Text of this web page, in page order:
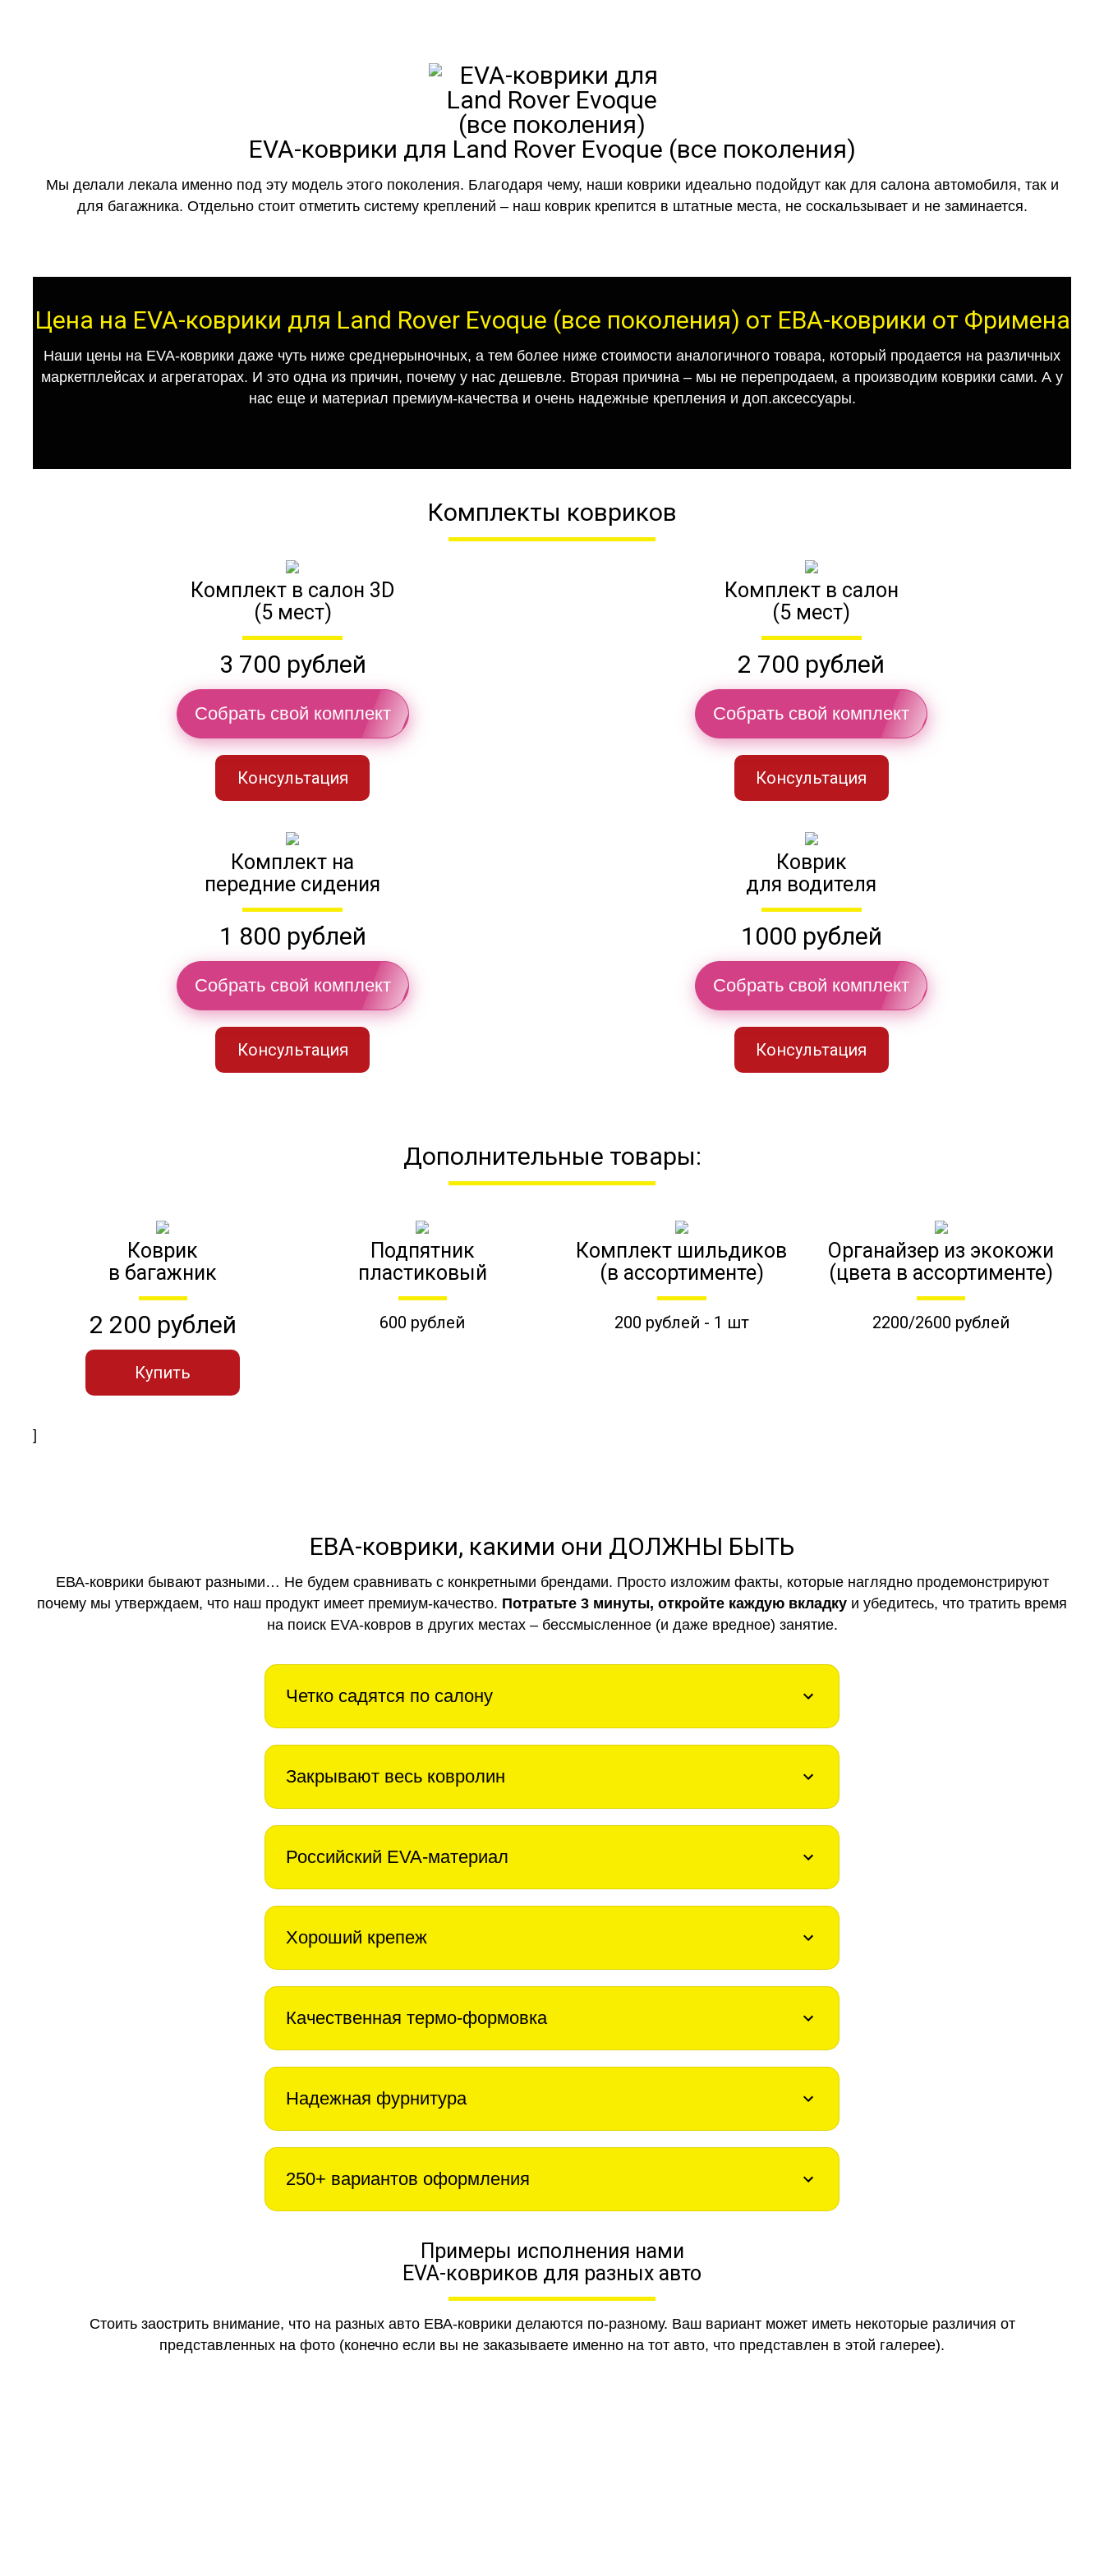
EVA-коврики для Land Rover Evoque (все поколения)
Мы делали лекала именно под эту модель этого поколения. Благодаря чему, наши коврики идеально подойдут как для салона автомобиля, так и
для багажника. Отдельно стоит отметить систему креплений – наш коврик крепится в штатные места, не соскальзывает и не заминается.
Цена на EVA-коврики для Land Rover Evoque (все поколения) от ЕВА-коврики от Фримена
Наши цены на EVA-коврики даже чуть ниже среднерыночных, а тем более ниже стоимости аналогичного товара, который продается на различных
маркетплейсах и агрегаторах. И это одна из причин, почему у нас дешевле. Вторая причина – мы не перепродаем, а производим коврики сами. А у
нас еще и материал премиум-качества и очень надежные крепления и доп.аксессуары.
Комплекты ковриков
Комплект в салон 3D
(5 мест)
3 700 рублей
Собрать свой комплект
Консультация
Комплект в салон
(5 мест)
2 700 рублей
Собрать свой комплект
Консультация
Комплект на
передние сидения
1 800 рублей
Собрать свой комплект
Консультация
Коврик
для водителя
1000 рублей
Собрать свой комплект
Консультация
Дополнительные товары:
Коврик
в багажник
2 200 рублей
Купить
Подпятник
пластиковый
600 рублей
Комплект шильдиков
(в ассортименте)
200 рублей - 1 шт
Органайзер из экокожи
(цвета в ассортименте)
2200/2600 рублей
]
ЕВА-коврики, какими они ДОЛЖНЫ БЫТЬ
ЕВА-коврики бывают разными… Не будем сравнивать с конкретными брендами. Просто изложим факты, которые наглядно продемонстрируют
почему мы утверждаем, что наш продукт имеет премиум-качество. Потратьте 3 минуты, откройте каждую вкладку и убедитесь, что тратить время
на поиск EVA-ковров в других местах – бессмысленное (и даже вредное) занятие.
Четко садятся по салону
Закрывают весь ковролин
Российский EVA-материал
Хороший крепеж
Качественная термо-формовка
Надежная фурнитура
250+ вариантов оформления
Примеры исполнения нами
EVA-ковриков для разных авто
Стоить заострить внимание, что на разных авто ЕВА-коврики делаются по-разному. Ваш вариант может иметь некоторые различия от
представленных на фото (конечно если вы не заказываете именно на тот авто, что представлен в этой галерее).